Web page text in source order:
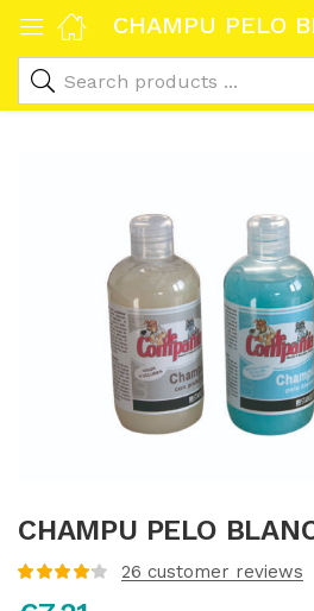
CHAMPU PELO
26 customer reviews